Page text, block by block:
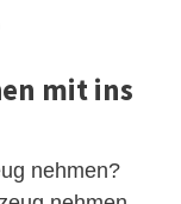
mit ins
nehmen?